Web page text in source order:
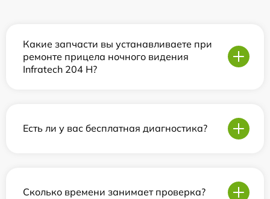
Какие запчасти вы устанавливаете при
ремонте прицела ночного видения
Infratech 204 Н?
Есть ли у вас бесплатная диагностика?
Сколько времени занимает проверка?